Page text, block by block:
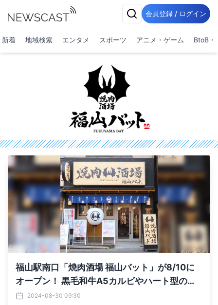
会員登録 / ログイン
新着 地域検索 エンタメ スポーツ アニメ・ゲーム BtoB・
福山駅南口「焼肉酒場 福山バット」が8/10に
オープン！ 黒毛和牛A5カルビやハート型の希
少部位カイノミも提供
2024-08-30 09:30